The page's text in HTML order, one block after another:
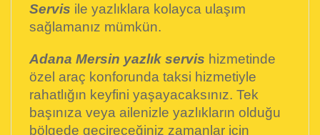
Servis ile yazlıklara kolayca ulaşım
sağlamanız mümkün.
Adana Mersin yazlık servis hizmetinde
özel araç konforunda taksi hizmetiyle
rahatlığın keyfini yaşayacaksınız. Tek
başınıza veya ailenizle yazlıkların olduğu
bölgede geçireceğiniz zamanlar için